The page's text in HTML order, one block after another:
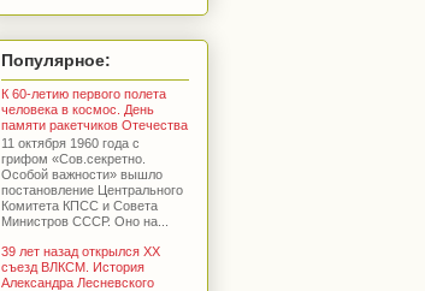
Популярное:
К 60-летию первого полета
человека в космос. День
памяти ракетчиков Отечества
11 октября 1960 года с
грифом «Сов.секретно.
Особой важности» вышло
постановление Центрального
Комитета КПСС и Совета
Министров СССР. Оно на...
39 лет назад открылся XX
съезд ВЛКСМ. История
Александра Лесневского